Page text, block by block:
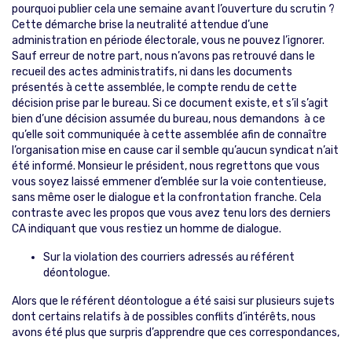
pourquoi publier cela une semaine avant l’ouverture du scrutin ?
Cette démarche brise la neutralité attendue d’une
administration en période électorale, vous ne pouvez l’ignorer.
Sauf erreur de notre part, nous n’avons pas retrouvé dans le
recueil des actes administratifs, ni dans les documents
présentés à cette assemblée, le compte rendu de cette
décision prise par le bureau. Si ce document existe, et s’il s’agit
bien d’une décision assumée du bureau, nous demandons à ce
qu’elle soit communiquée à cette assemblée afin de connaître
l’organisation mise en cause car il semble qu’aucun syndicat n’ait
été informé. Monsieur le président, nous regrettons que vous
vous soyez laissé emmener d’emblée sur la voie contentieuse,
sans même oser le dialogue et la confrontation franche. Cela
contraste avec les propos que vous avez tenu lors des derniers
CA indiquant que vous restiez un homme de dialogue.
Sur la violation des courriers adressés au référent
déontologue.
Alors que le référent déontologue a été saisi sur plusieurs sujets
dont certains relatifs à de possibles conflits d’intérêts, nous
avons été plus que surpris d’apprendre que ces correspondances,